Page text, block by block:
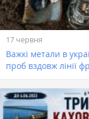
17 червня
Важкі метали в
проб вздовж лінії